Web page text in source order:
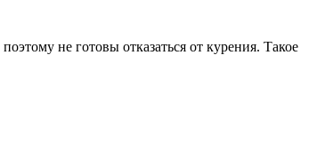
не готовы отказаться от курения. Такое